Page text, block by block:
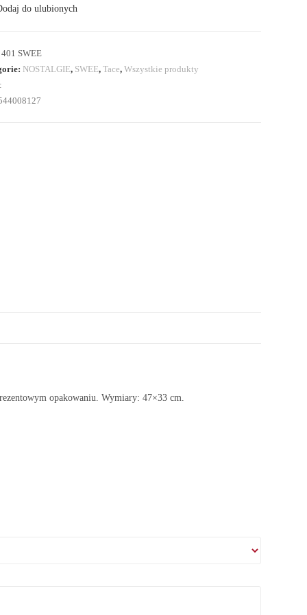
do ulubionych
401 SWEE
NOSTALGIE, SWEE, Tace, Wszystkie produkty
opakowaniu. Wymiary: 47×33 cm.